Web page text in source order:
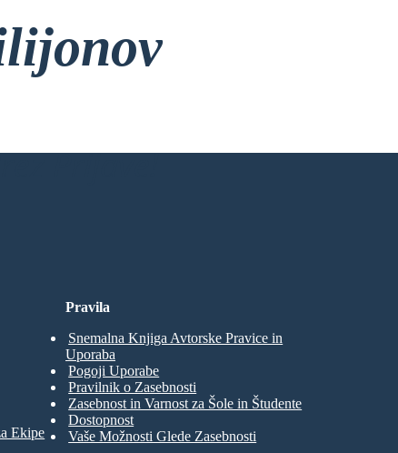
Prijave!
Ekipe
Pravila
Snemalna Knjiga Avtorske Pravice in
Uporaba
Pogoji Uporabe
Pravilnik o Zasebnosti
Zasebnost in Varnost za Šole in Študente
Dostopnost
Vaše Možnosti Glede Zasebnosti